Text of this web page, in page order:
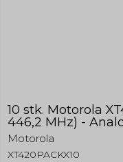
10 stk. Motorola
446,2 MHz) -
Motorola
XT420PACKX10